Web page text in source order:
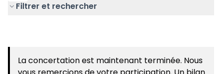
Filtrer et rechercher
La concertation est maintenant terminée. Nous